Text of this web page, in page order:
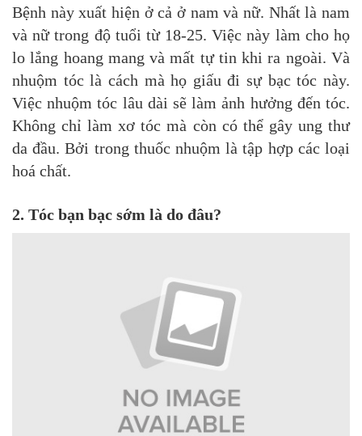
Bệnh này xuất hiện ở cả ở nam và nữ. Nhất là nam
và nữ trong độ tuổi từ 18-25. Việc này làm cho họ
lo lắng hoang mang và mất tự tin khi ra ngoài. Và
nhuộm tóc là cách mà họ giấu đi sự bạc tóc này.
Việc nhuộm tóc lâu dài sẽ làm ảnh hưởng đến tóc.
Không chỉ làm xơ tóc mà còn có thể gây ung thư
da đầu. Bởi trong thuốc nhuộm là tập hợp các loại
hoá chất.
2. Tóc bạn bạc sớm là do đâu?